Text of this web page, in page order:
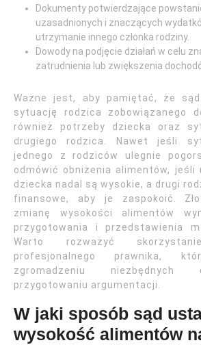
Dokumenty potwierdzające
uzasadnionych i znaczących
utrzymanie innego członka rodziny.
Dowody na podjęcie działań w celu
zatrudnienia lub zwiększenia
Ważne jest, aby pamiętać, że
sytuację rodzica zobowiązanego
również potrzeby dziecka oraz
drugiego rodzica. Nawet jeśli
jednego z rodziców ulegnie
odmówić obniżenia alimentów, jeśli
dziecka nadal są wysokie, a drugi
finansowe, aby je zaspokoić.
zmianę wysokości alimentów
przygotowania i przedstawienia
Warto rozważyć
profesjonalnego prawnika,
zgromadzeniu niezbędnych
przygotowaniu argumentacji.
W jaki sposób sąd
wysokość alimentów